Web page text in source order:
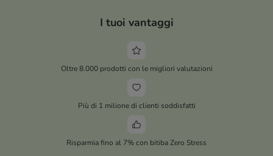
I tuoi vantaggi
Oltre 8.000 prodotti con le migliori valutazioni
Più di 1 milione di clienti soddisfatti
Risparmia fino al 7% con bitiba Zero Stress